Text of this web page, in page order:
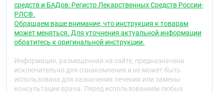
средств и БАДов: Регистр Лекарственных Средств России-
РЛС®.
Обращаем ваше внимание, что инструкция к товарам
может меняться. Для уточнения актуальной информации
обратитесь к оригинальной инструкции.
Информация, размещенная на сайте, предназначена
исключительно для ознакомления и не может быть
использована для назначения лечения или замены
консультации врача. Перед использованием любых